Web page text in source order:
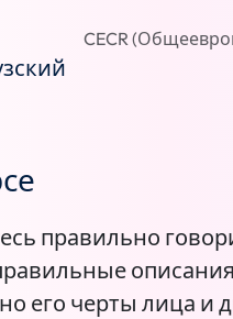
CECR
правильно
его черты лица и